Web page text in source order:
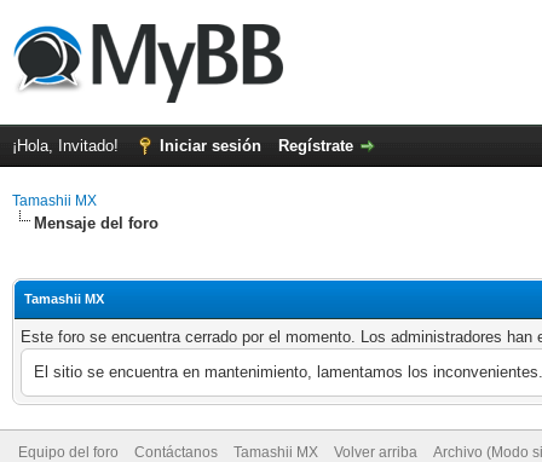
¡Hola, Invitado! Iniciar sesión Regístrate
Tamashii MX
Mensaje del foro
Tamashii MX
Este foro se encuentra cerrado por el momento. Los administradores
El sitio se encuentra en mantenimiento, lamentamos los inconvenientes.
Equipo del foro Contáctanos Tamashii MX Volver arriba Archivo (Modo